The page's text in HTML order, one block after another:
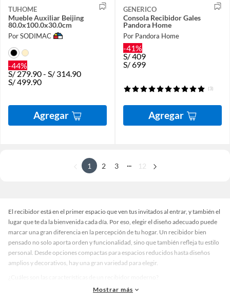
TUHOME
Mueble Auxiliar Beijing
80.0x100.0x30.0cm
Por SODIMAC
-44%
S/ 279.90- S/ 314.90
S/499.90
Agregar
GENERICO
Consola Recibidor Gales
Pandora Home
Por Pandora Home
-41%
S/409
S/699
(3)
Agregar
1 2 3 ... 12
El recibidor está en el primer espacio que ven tus invitados al entrar, y también el
lugar que te da la bienvenida cada día. Por eso, elegir el diseño adecuado puede
marcar una gran diferencia en la percepción de tu hogar. Un recibidor bien
pensado no solo aporta orden y funcionalidad, sino que también refleja tu estilo
personal. Desde opciones compactas para espacios reducidos hasta diseños
amplios y decorativos, hay una gran variedad para elegir.
Se caracterizan por líneas limpias, acabados elegantes y una estética que
Mostrar más